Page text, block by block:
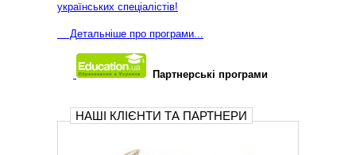
українських спеціалістів!
Детальніше про програми...
Партнерські програми
НАШІ КЛІЄНТИ ТА ПАРТНЕРИ